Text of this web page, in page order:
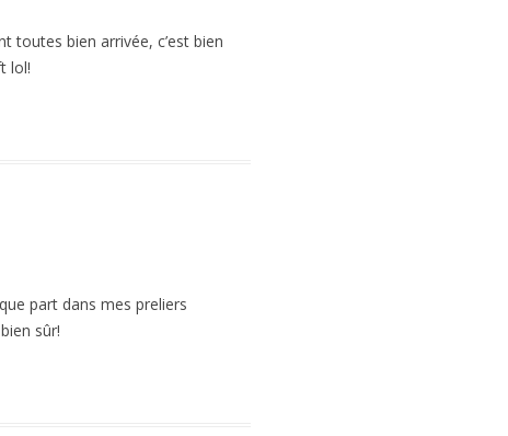
toutes bien arrivée, c’est bien
lol!
part dans mes preliers
sûr!